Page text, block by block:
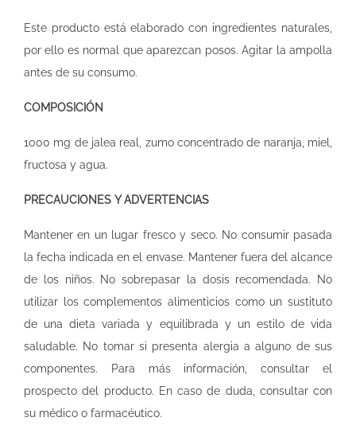
Este producto está elaborado con ingredientes naturales,
por ello es normal que aparezcan posos. Agitar la ampolla
antes de su consumo.
COMPOSICIÓN
1000 mg de jalea real, zumo concentrado de naranja, miel,
fructosa y agua.
PRECAUCIONES Y ADVERTENCIAS
Mantener en un lugar fresco y seco. No consumir pasada
la fecha indicada en el envase. Mantener fuera del alcance
de los niños. No sobrepasar la dosis recomendada. No
utilizar los complementos alimenticios como un sustituto
de una dieta variada y equilibrada y un estilo de vida
saludable. No tomar si presenta alergia a alguno de sus
componentes. Para más información, consultar el
prospecto del producto. En caso de duda, consultar con
su médico o farmacéutico.